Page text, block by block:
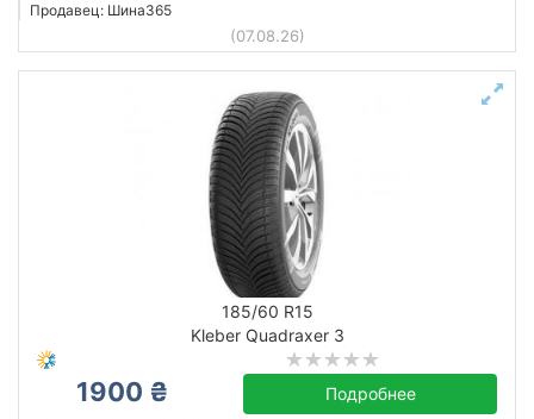
Продавец: Шина365
(07.08.26)
185/60 R15
Kleber Quadraxer 3
1900 ₴ Подробнее